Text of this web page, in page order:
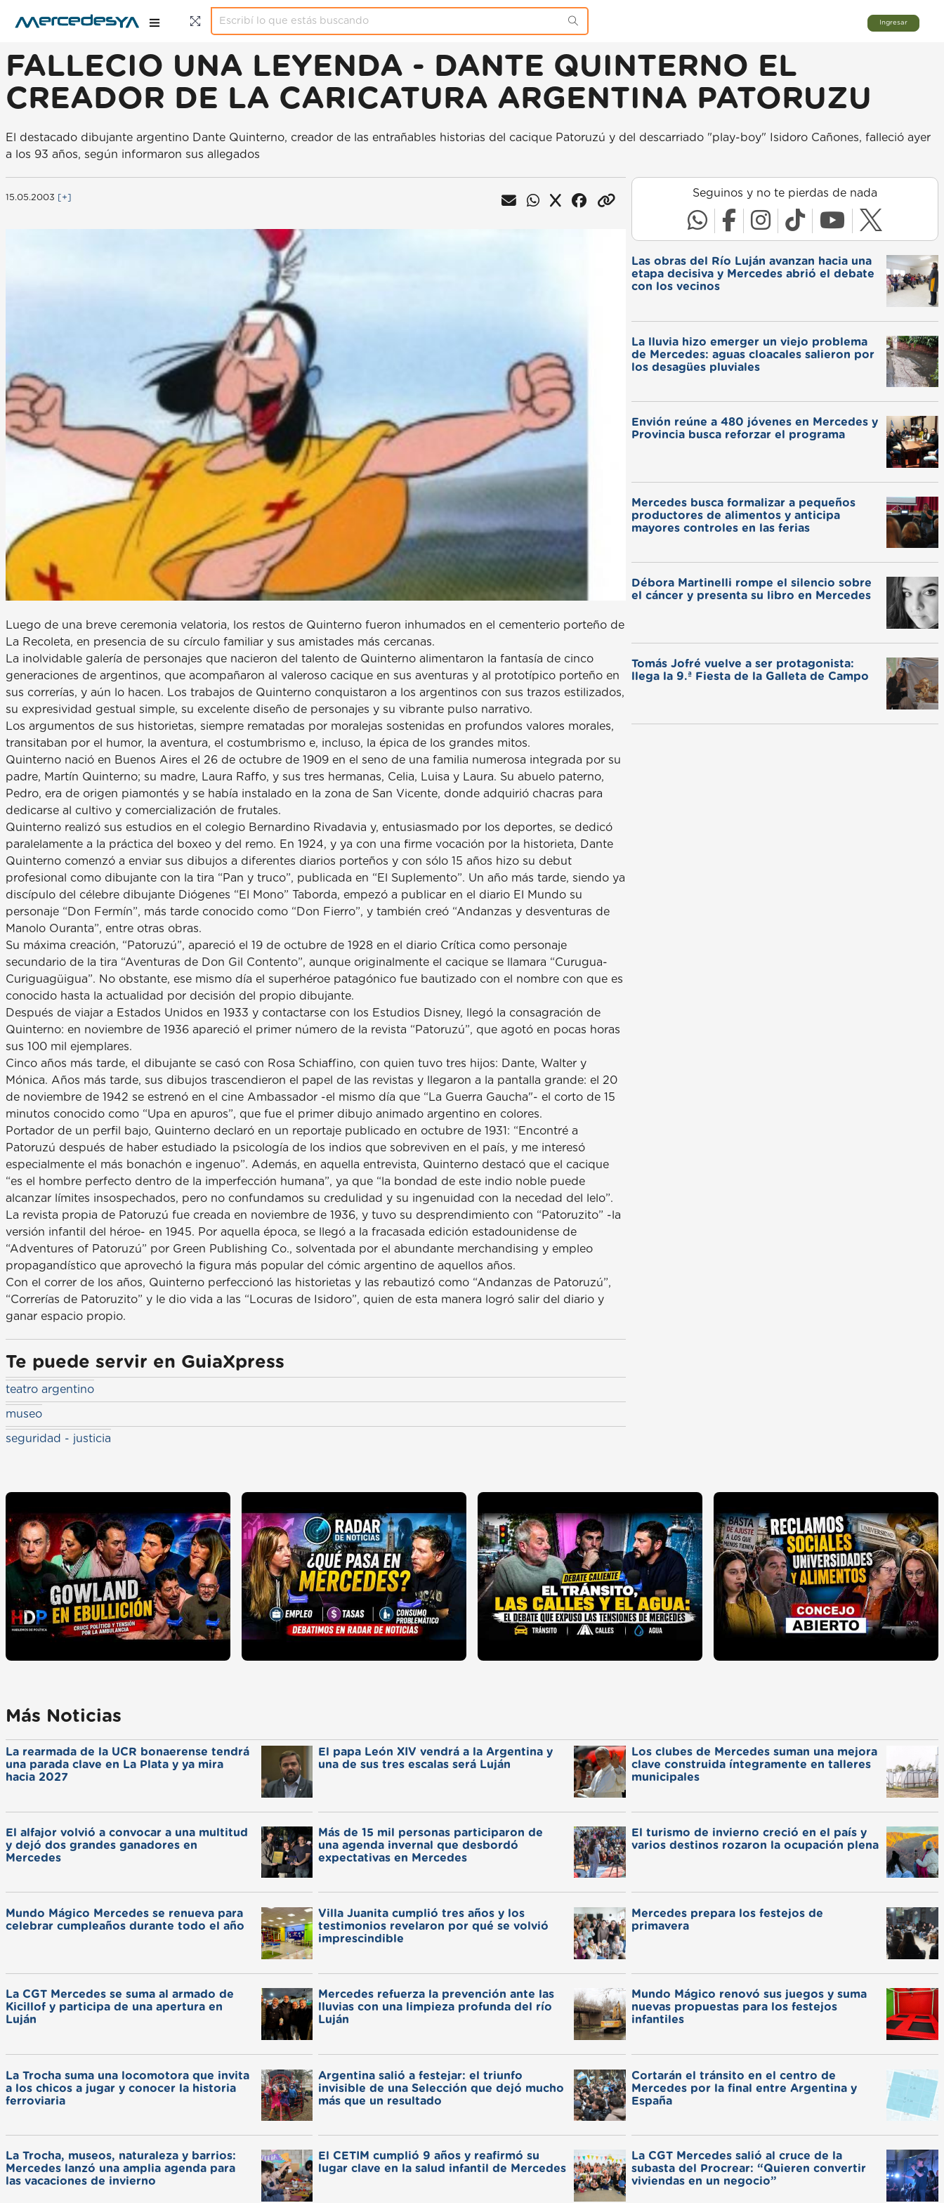
Ingresar
FALLECIO UNA LEYENDA - DANTE QUINTERNO EL
CREADOR DE LA CARICATURA ARGENTINA PATORUZU
El destacado dibujante argentino Dante Quinterno, creador de las entrañables historias del cacique Patoruzú y del descarriado "play-boy" Isidoro Cañones, falleció ayer
a los 93 años, según informaron sus allegados
15.05.2003 [+]
Luego de una breve ceremonia velatoria, los restos de Quinterno fueron inhumados en el cementerio porteño de
La Recoleta, en presencia de su círculo familiar y sus amistades más cercanas.
La inolvidable galería de personajes que nacieron del talento de Quinterno alimentaron la fantasía de cinco
generaciones de argentinos, que acompañaron al valeroso cacique en sus aventuras y al prototípico porteño en
sus correrías, y aún lo hacen. Los trabajos de Quinterno conquistaron a los argentinos con sus trazos estilizados,
su expresividad gestual simple, su excelente diseño de personajes y su vibrante pulso narrativo.
Los argumentos de sus historietas, siempre rematadas por moralejas sostenidas en profundos valores morales,
transitaban por el humor, la aventura, el costumbrismo e, incluso, la épica de los grandes mitos.
Quinterno nació en Buenos Aires el 26 de octubre de 1909 en el seno de una familia numerosa integrada por su
padre, Martín Quinterno; su madre, Laura Raffo, y sus tres hermanas, Celia, Luisa y Laura. Su abuelo paterno,
Pedro, era de origen piamontés y se había instalado en la zona de San Vicente, donde adquirió chacras para
dedicarse al cultivo y comercialización de frutales.
Quinterno realizó sus estudios en el colegio Bernardino Rivadavia y, entusiasmado por los deportes, se dedicó
paralelamente a la práctica del boxeo y del remo. En 1924, y ya con una firme vocación por la historieta, Dante
Quinterno comenzó a enviar sus dibujos a diferentes diarios porteños y con sólo 15 años hizo su debut
profesional como dibujante con la tira “Pan y truco”, publicada en “El Suplemento”. Un año más tarde, siendo ya
discípulo del célebre dibujante Diógenes “El Mono” Taborda, empezó a publicar en el diario El Mundo su
personaje “Don Fermín”, más tarde conocido como “Don Fierro”, y también creó “Andanzas y desventuras de
Manolo Ouranta”, entre otras obras.
Su máxima creación, “Patoruzú”, apareció el 19 de octubre de 1928 en el diario Crítica como personaje
secundario de la tira “Aventuras de Don Gil Contento”, aunque originalmente el cacique se llamara “Curugua-
Curiguagüigua”. No obstante, ese mismo día el superhéroe patagónico fue bautizado con el nombre con que es
conocido hasta la actualidad por decisión del propio dibujante.
Después de viajar a Estados Unidos en 1933 y contactarse con los Estudios Disney, llegó la consagración de
Quinterno: en noviembre de 1936 apareció el primer número de la revista “Patoruzú”, que agotó en pocas horas
sus 100 mil ejemplares.
Cinco años más tarde, el dibujante se casó con Rosa Schiaffino, con quien tuvo tres hijos: Dante, Walter y
Mónica. Años más tarde, sus dibujos trascendieron el papel de las revistas y llegaron a la pantalla grande: el 20
de noviembre de 1942 se estrenó en el cine Ambassador -el mismo día que “La Guerra Gaucha"- el corto de 15
minutos conocido como “Upa en apuros”, que fue el primer dibujo animado argentino en colores.
Portador de un perfil bajo, Quinterno declaró en un reportaje publicado en octubre de 1931: “Encontré a
Patoruzú después de haber estudiado la psicología de los indios que sobreviven en el país, y me interesó
especialmente el más bonachón e ingenuo”. Además, en aquella entrevista, Quinterno destacó que el cacique
“es el hombre perfecto dentro de la imperfección humana”, ya que “la bondad de este indio noble puede
alcanzar límites insospechados, pero no confundamos su credulidad y su ingenuidad con la necedad del lelo”.
La revista propia de Patoruzú fue creada en noviembre de 1936, y tuvo su desprendimiento con “Patoruzito” -la
versión infantil del héroe- en 1945. Por aquella época, se llegó a la fracasada edición estadounidense de
“Adventures of Patoruzú” por Green Publishing Co., solventada por el abundante merchandising y empleo
propagandístico que aprovechó la figura más popular del cómic argentino de aquellos años.
Con el correr de los años, Quinterno perfeccionó las historietas y las rebautizó como “Andanzas de Patoruzú”,
“Correrías de Patoruzito” y le dio vida a las “Locuras de Isidoro”, quien de esta manera logró salir del diario y
ganar espacio propio.
Te puede servir en GuiaXpress
teatro argentino
museo
seguridad - justicia
Seguinos y no te pierdas de nada
Las obras del Río Luján avanzan hacia una
etapa decisiva y Mercedes abrió el debate
con los vecinos
La lluvia hizo emerger un viejo problema
de Mercedes: aguas cloacales salieron por
los desagües pluviales
Envión reúne a 480 jóvenes en Mercedes y
Provincia busca reforzar el programa
Mercedes busca formalizar a pequeños
productores de alimentos y anticipa
mayores controles en las ferias
Débora Martinelli rompe el silencio sobre
el cáncer y presenta su libro en Mercedes
Tomás Jofré vuelve a ser protagonista:
llega la 9.ª Fiesta de la Galleta de Campo
Más Noticias
La rearmada de la UCR bonaerense tendrá
una parada clave en La Plata y ya mira
hacia 2027
El papa León XIV vendrá a la Argentina y
una de sus tres escalas será Luján
Los clubes de Mercedes suman una mejora
clave construida íntegramente en talleres
municipales
El alfajor volvió a convocar a una multitud
y dejó dos grandes ganadores en
Mercedes
Más de 15 mil personas participaron de
una agenda invernal que desbordó
expectativas en Mercedes
El turismo de invierno creció en el país y
varios destinos rozaron la ocupación plena
Mundo Mágico Mercedes se renueva para
celebrar cumpleaños durante todo el año
Villa Juanita cumplió tres años y los
testimonios revelaron por qué se volvió
imprescindible
Mercedes prepara los festejos de
primavera
La CGT Mercedes se suma al armado de
Kicillof y participa de una apertura en
Luján
Mercedes refuerza la prevención ante las
lluvias con una limpieza profunda del río
Luján
Mundo Mágico renovó sus juegos y suma
nuevas propuestas para los festejos
infantiles
La Trocha suma una locomotora que invita
a los chicos a jugar y conocer la historia
ferroviaria
Argentina salió a festejar: el triunfo
invisible de una Selección que dejó mucho
más que un resultado
Cortarán el tránsito en el centro de
Mercedes por la final entre Argentina y
España
La Trocha, museos, naturaleza y barrios:
Mercedes lanzó una amplia agenda para
las vacaciones de invierno
El CETIM cumplió 9 años y reafirmó su
lugar clave en la salud infantil de Mercedes
La CGT Mercedes salió al cruce de la
subasta del Procrear: “Quieren convertir
viviendas en un negocio”